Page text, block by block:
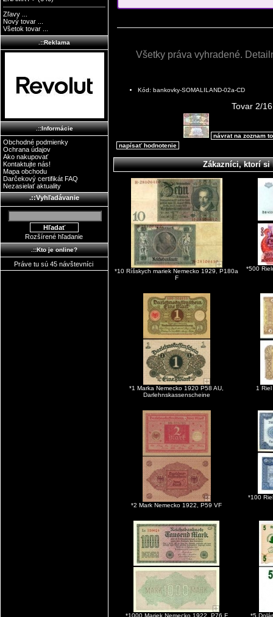
Zľavy ...
Nový tovar ...
Všetok tovar ...
.::Reklama
.::Informácie
Obchodné podmienky
Ochrana údajov
Ako nakupovať
Kontaktujte nás!
Mapa obchodu
Darčekový certifikát FAQ
Nezasielať aktuality
.::Vyhľadávanie
Rozšírené hľadanie
.::Kto je online?
Práve tu sú 45 návštevníci
Všetky práva vyhradené.
Kód: bankovky-SOMALILAND-02a-CD
Tovar 2/16
návrat na zoznam
napísať hodnotenie
Zákazníci, ktorí si
*10 Ríšskych mariek Nemecko 1929, P180a
F
*500
*1 Marka Nemecko 1920 P58 AU,
Darlehnskassenscheine
1
*2 Mark Nemecko 1922, P59 VF
*100
*1000 Mariek Nemecko 1922, P76 F *5